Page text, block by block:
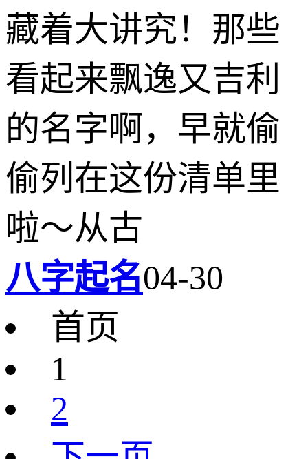
藏着大讲究！那些
看起来飘逸又吉利
的名字啊，早就偷
偷列在这份清单里
啦～从古
八字起名04-30
首页
1
2